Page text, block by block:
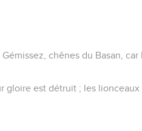
chênes du Basan, car
gloire est détruit ; les lionceaux